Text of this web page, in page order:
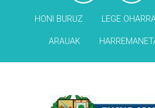
HONI BURUZ LEGE
ARAUAK